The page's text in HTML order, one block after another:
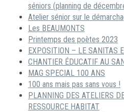
séniors (planning de
Atelier sénior sur le
Les BEAUMONTS
Printemps des poètes 2023
EXPOSITION – LE SANITAS
CHANTIER ÉDUCATIF AU
MAG SPECIAL 100 ANS
100 ans mais pas sans vous !
PLANNING DES ATELIERS
RESSOURCE HABITAT